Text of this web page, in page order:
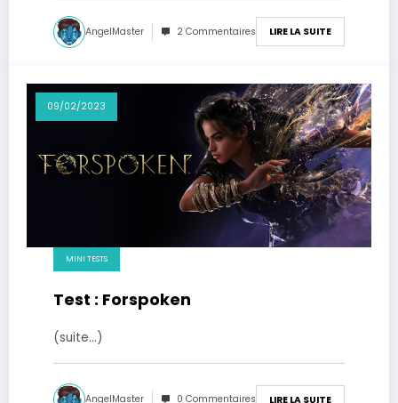
AngelMaster 2 Commentaires LIRE LA SUITE
09/02/2023
MINI TESTS
Test : Forspoken
(suite…)
AngelMaster 0 Commentaires LIRE LA SUITE